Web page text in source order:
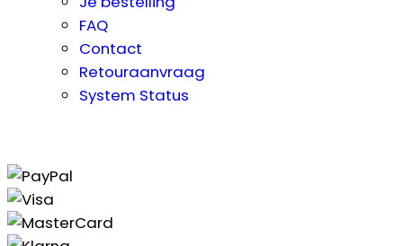
FAQ
Contact
Retouraanvraag
System Status